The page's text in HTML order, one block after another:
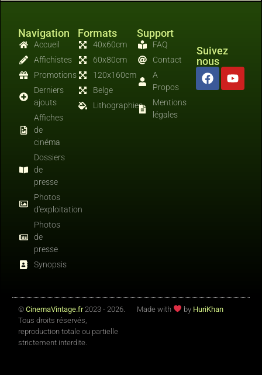
Navigation
Accueil
Affichistes
Promotions
Derniers
ajouts
Affiches
de
cinéma
Dossiers
de
presse
Photos
d'exploitation
Photos
de
presse
Synopsis
Formats
40x60cm
60x80cm
120x160cm
Belge
Lithographies
Support
FAQ
Contact
A
Propos
Mentions
légales
Suivez
nous
© CinemaVintage.fr2023 - 2026.
Tous droits réservés,
reproduction totale ou partielle
strictement interdite.
Made with by HuriKhan